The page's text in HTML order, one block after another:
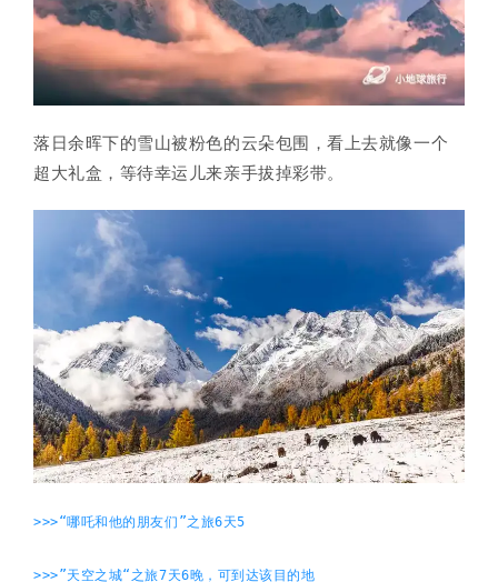
落日余晖下的雪山被粉色的云朵包围，看上去就像一个
超大礼盒，等待幸运儿来亲手拔掉彩带。
>>>“哪吒和他的朋友们”之旅6天5
>>>”天空之城“之旅7天6晚，可到达该目的地